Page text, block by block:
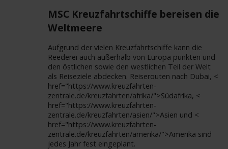
MSC Kreuzfahrtschiffe bereisen die
Weltmeere
Aufgrund der vielen Kreuzfahrtschiffe kann die
Reederei auch außerhalb von Europa punkten und
den östlichen sowie den westlichen Teil der Welt
als Reiseziele abdecken. Reiserouten nach Dubai, <
href="https://www.kreuzfahrten-
zentrale.de/kreuzfahrten/afrika/">Südafrika, <
href="https://www.kreuzfahrten-
zentrale.de/kreuzfahrten/asien/">Asien und <
href="https://www.kreuzfahrten-
zentrale.de/kreuzfahrten/amerika/">Amerika sind
jedes Jahr fest eingeplant.